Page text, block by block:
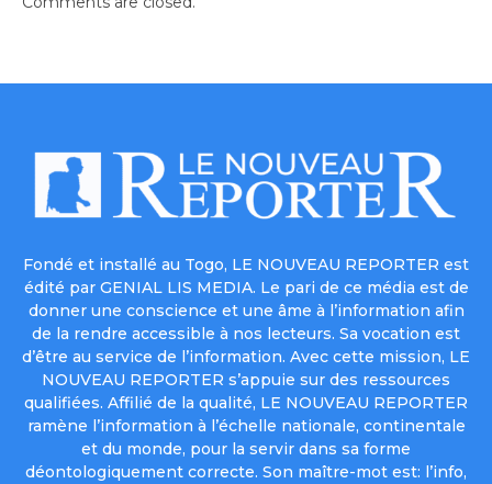
Fondé et installé au Togo, LE NOUVEAU REPORTER est
édité par GENIAL LIS MEDIA. Le pari de ce média est de
donner une conscience et une âme à l’information afin
de la rendre accessible à nos lecteurs. Sa vocation est
d’être au service de l’information. Avec cette mission, LE
NOUVEAU REPORTER s’appuie sur des ressources
qualifiées. Affilié de la qualité, LE NOUVEAU REPORTER
ramène l’information à l’échelle nationale, continentale
et du monde, pour la servir dans sa forme
déontologiquement correcte. Son maître-mot est: l’info,